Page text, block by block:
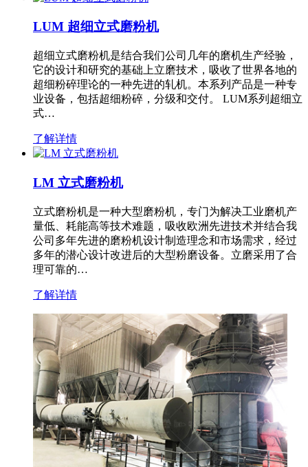
LUM 超细立式磨粉机
超细立式磨粉机是结合我们公司几年的磨机生产经验，
它的设计和研究的基础上立磨技术，吸收了世界各地的
超细粉碎理论的一种先进的轧机。本系列产品是一种专
业设备，包括超细粉碎，分级和交付。 LUM系列超细立
式…
了解详情
LM 立式磨粉机
立式磨粉机是一种大型磨粉机，专门为解决工业磨机产
量低、耗能高等技术难题，吸收欧洲先进技术并结合我
公司多年先进的磨粉机设计制造理念和市场需求，经过
多年的潜心设计改进后的大型粉磨设备。立磨采用了合
理可靠的…
了解详情